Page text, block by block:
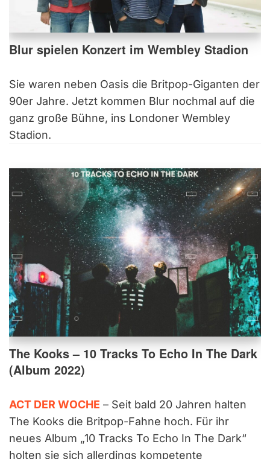
Blur spielen Konzert im Wembley Stadion
Sie waren neben Oasis die Britpop-Giganten der
90er Jahre. Jetzt kommen Blur nochmal auf die
ganz große Bühne, ins Londoner Wembley
Stadion.
The Kooks – 10 Tracks To Echo In The Dark
(Album 2022)
ACT DER WOCHE – Seit bald 20 Jahren halten
The Kooks die Britpop-Fahne hoch. Für ihr
neues Album „10 Tracks To Echo In The Dark“
holten sie sich allerdings kompetente